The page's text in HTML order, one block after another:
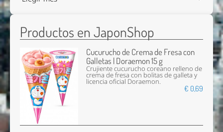
Productos en JaponShop
Cucurucho de Crema de Fresa con
Galletas | Doraemon 15 g
Crujiente cucurucho coreano relleno de
crema de fresa con bolitas de galleta y
licencia oficial Doraemon.
€ 0,69